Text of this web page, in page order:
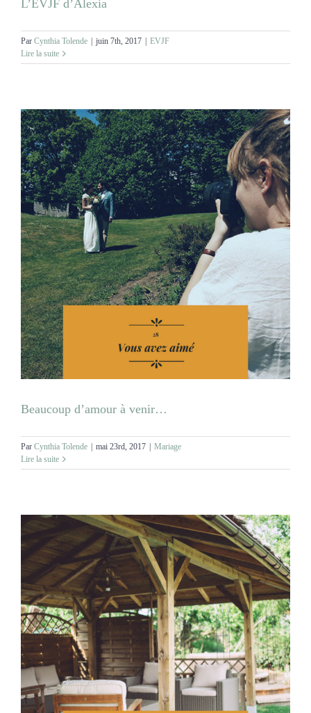
L’EVJF d’Alexia
Par Cynthia Tolende | juin 7th, 2017 | EVJF
Lire la suite
Beaucoup d’amour à venir…
Par Cynthia Tolende | mai 23rd, 2017 | Mariage
Lire la suite